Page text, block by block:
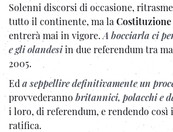
Solenni discorsi di occasione,
tutto il continente, ma la Costituzione
entrerà mai in vigore. A bocciarla ci
e gli olandesiin due referendum tra
2005.
Ed a seppellire definitivamente un
provvederanno britannici, polacchi e
i loro, di referendum, e rendendo così
ratifica.